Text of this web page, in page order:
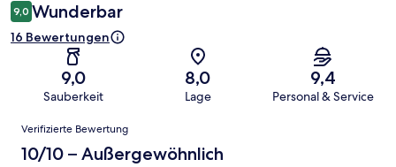
9,0 Wunderbar
16 Bewertungen
9,0
Sauberkeit
8,0
Lage
9,4
Personal & Service
Bewertungen
Verifizierte Bewertung
10/10 – Außergewöhnlich